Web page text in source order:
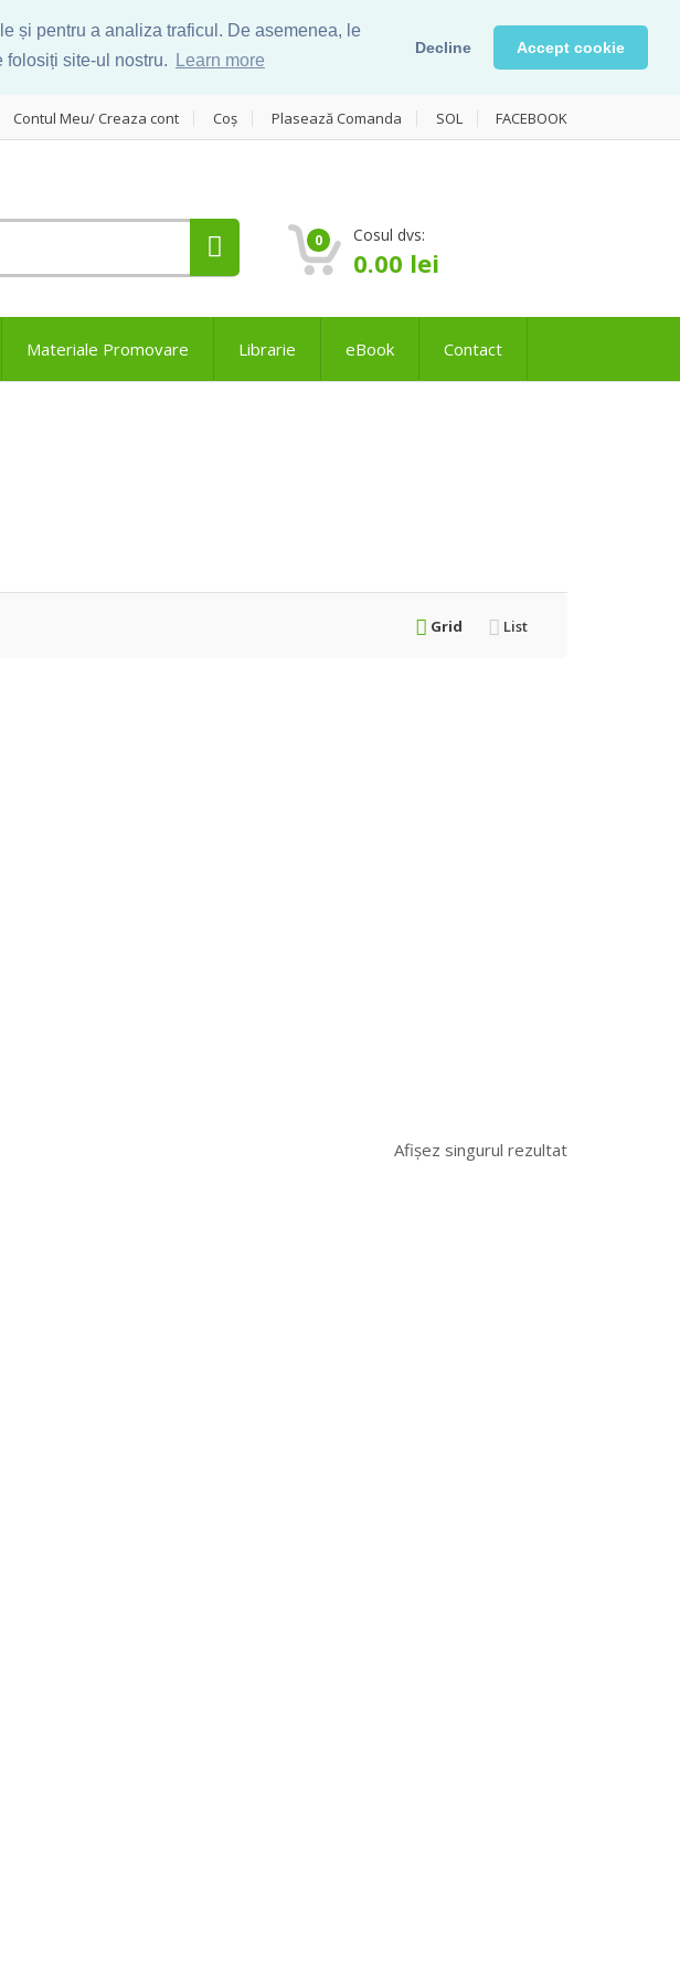
și pentru a analiza traficul. De asemenea, le
site-ul nostru.
Learn more
Decline Accept cookie
Contul Meu/ Creaza cont Coș Plasează Comanda SOL FACEBOOK
0 Cosul dvs:
0.00 lei
Materiale Promovare Librarie eBook Contact
Grid List
Afișez singurul rezultat